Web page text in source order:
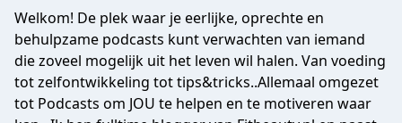
Welkom! De plek waar je eerlijke, oprechte en
behulpzame podcasts kunt verwachten van iemand
die zoveel mogelijk uit het leven wil halen. Van voeding
tot zelfontwikkeling tot tips&tricks..Allemaal omgezet
tot Podcasts om JOU te helpen en te motiveren waar